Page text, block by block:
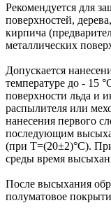
Рекомендуется для
поверхностей,
кирпича
металлических
Допускается
температуре до - 15
поверхности льда и
распылителя или
нанесения первого
последующим
(при Т=(20±2)°С).
среды время
После высыхания
полуматовое